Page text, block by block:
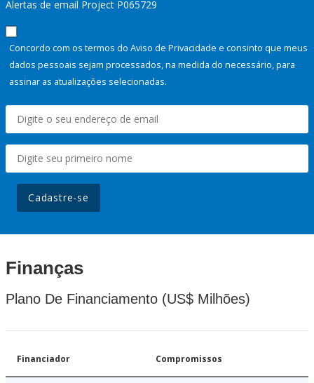
Alertas de email Project P065729
Concordo com os termos do Aviso de Privacidade e consinto que meus
dados pessoais sejam processados, na medida do necessário, para
assinar as atualizações selecionadas.
Cadastre-se
Finanças
Plano De Financiamento (US$ Milhões)
Financiador Compromissos